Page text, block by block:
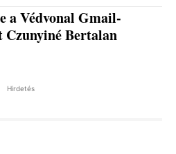
a Védvonal Gmail-
Bertalan
Hirdetés